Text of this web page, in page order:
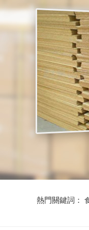
熱門關鍵詞：